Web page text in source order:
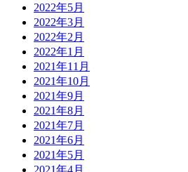
2022年5月
2022年3月
2022年2月
2022年1月
2021年11月
2021年10月
2021年9月
2021年8月
2021年7月
2021年6月
2021年5月